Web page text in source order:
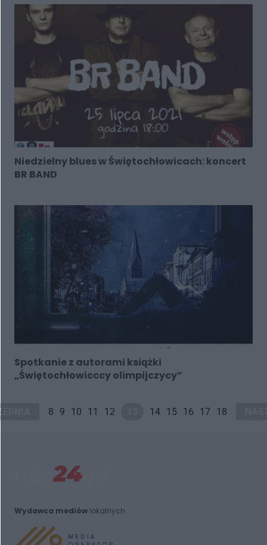
Niedzielny blues w Świętochłowicach: koncert
BR BAND
Spotkanie z autorami książki
„Świętochłowicccy olimpijczycy”
8 9 10 11 12 14 15 16 17 18
Wydawca mediówlokalnych